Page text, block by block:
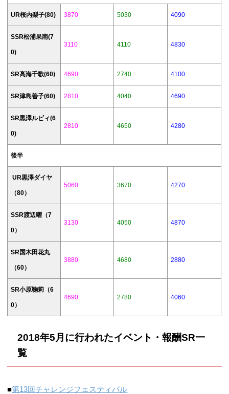
UR桜内梨子(80) 3870 5030 4090
SSR松浦果南(7
0)
3110 4110 4830
SR高海千歌(60) 4690 2740 4100
SR津島善子(60) 2810 4040 4690
SR黒澤ルビィ(6
0)
2810 4650 4280
後半
UR黒澤ダイヤ
（80）
5060 3670 4270
SSR渡辺曜（7
0）
3130 4050 4870
SR国木田花丸
（60）
3880 4680 2880
SR小原鞠莉（6
0）
4690 2780 4060
2018年5月に行われたイベント・報酬SR一
覧
■第13回チャレンジフェスティバル